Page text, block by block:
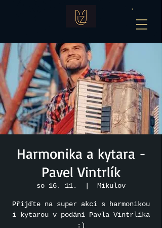
Harmonika a kytara -
Pavel Vintrlík
so 16. 11. Mikulov
Přijďte na super akci s harmonikou
i kytarou v podání Pavla Vintrlíka